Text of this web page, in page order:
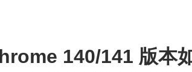
140/141 版本